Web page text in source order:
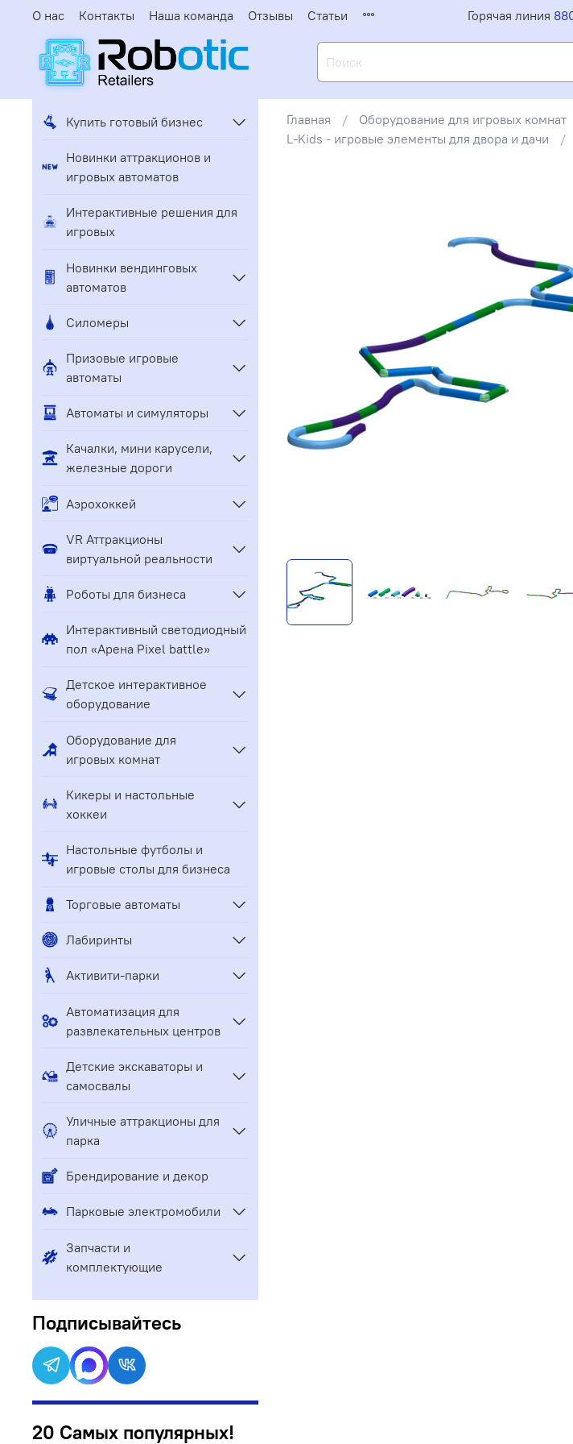
О нас Контакты Наша команда Отзывы Статьи Горячая линия
Главная Оборудование для игровых комнат
L-Kids - игровые элементы для двора и дачи
Купить готовый бизнес
Новинки аттракционов и
игровых автоматов
Интерактивные решения для
игровых
Новинки вендинговых
автоматов
Силомеры
Призовые игровые
автоматы
Автоматы и симуляторы
Качалки, мини карусели,
железные дороги
Аэрохоккей
VR Аттракционы
виртуальной реальности
Роботы для бизнеса
Интерактивный светодиодный
пол «Арена Pixel battle»
Детское интерактивное
оборудование
Оборудование для
игровых комнат
Кикеры и настольные
хоккеи
Настольные футболы и
игровые столы для бизнеса
Торговые автоматы
Лабиринты
Активити-парки
Автоматизация для
развлекательных центров
Детские экскаваторы и
самосвалы
Уличные аттракционы для
парка
Брендирование и декор
Парковые электромобили
Запчасти и
комплектующие
Подписывайтесь
20 Самых популярных!